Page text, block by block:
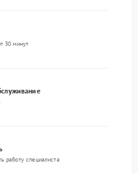
30 минут
работу специалиста